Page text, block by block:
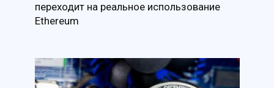
переходит на реальное использование
Ethereum